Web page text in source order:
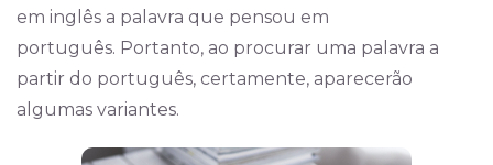
em inglês a palavra que pensou em
português. Portanto, ao procurar uma palavra a
partir do português, certamente, aparecerão
algumas variantes.